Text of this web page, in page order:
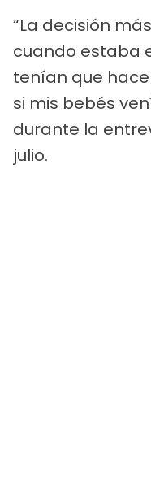
“La decisión
cuando estaba
tenían que
si mis bebés
durante la
julio.